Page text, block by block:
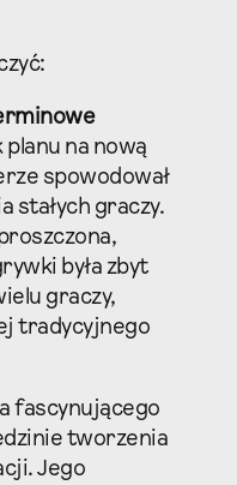
na nową
spowodował
stałych graczy.
była zbyt
graczy,
tradycyjnego
fascynującego
tworzenia
Jego